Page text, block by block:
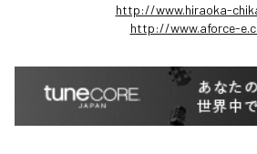
http://www.hiraoka-
http://www.aforce-